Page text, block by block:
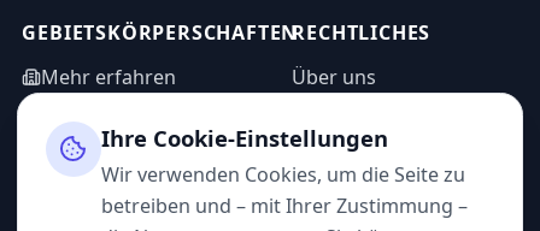
GEBIETSKÖRPERSCHAFTEN
Mehr erfahren
Informationsanfrage
Admin-Bereich
RECHTLICHES
Über uns
Impressum
Datenschutz
Ihre Cookie-Einstellungen
Wir verwenden Cookies, um die Seite zu
betreiben und – mit Ihrer Zustimmung –